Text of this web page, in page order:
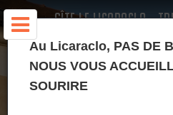
GÎTE LE LICARACLO -
COLOMBE -
Au Licaraclo, PAS DE
NOUS VOUS
SOURIRE